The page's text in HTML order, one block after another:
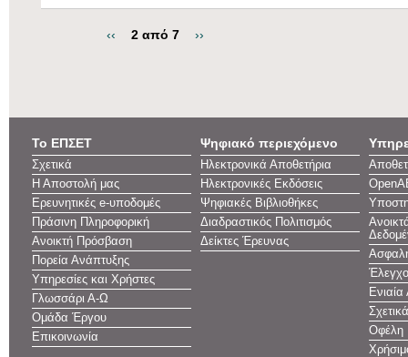
‹‹ 2 από 7 ››
Το ΕΠΣΕΤ
Σχετικά
Η Αποστολή μας
Ερευνητικές e-υποδομές
Πράσινη Πληροφορική
Ανοικτή Πρόσβαση
Πορεία Ανάπτυξης
Υπηρεσίες και Χρήστες
Γλωσσάρι Α-Ω
Ομάδα Έργου
Επικοινωνία
Ψηφιακό περιεχόμενο
Ηλεκτρονικά Αποθετήρια
Ηλεκτρονικές Εκδόσεις
Ψηφιακές Βιβλιοθήκες
Διαδραστικός Πολιτισμός
Δείκτες Έρευνας
Σχετικά
Οφέλη